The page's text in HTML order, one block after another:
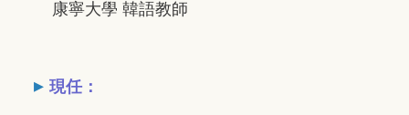
康寧大學 韓語教師
▸ 現任：